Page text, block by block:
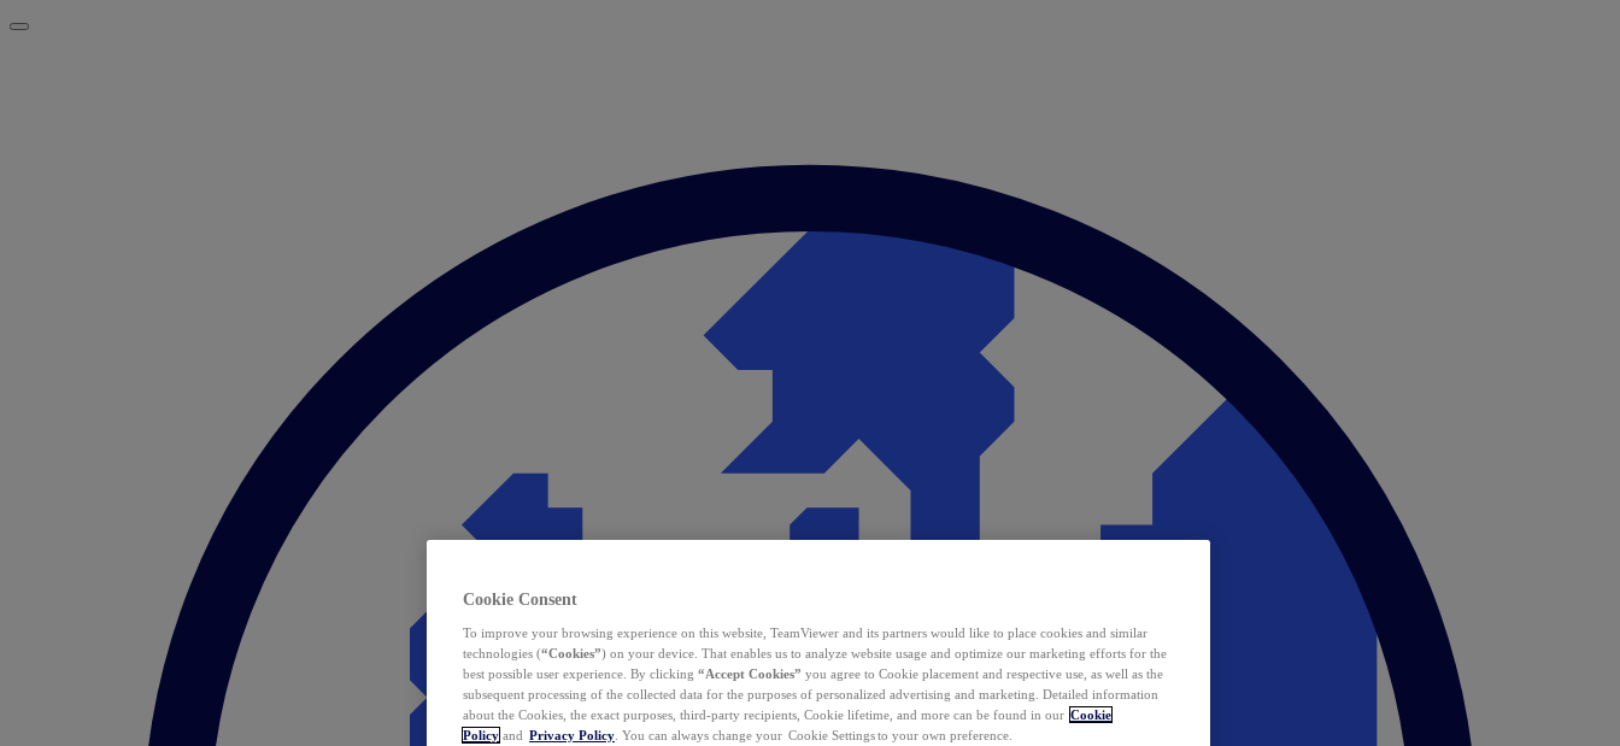
Cookie Consent
To improve your browsing experience on this website, TeamViewer and its partners would like to place cookies and similar
technologies (“Cookies”) on your device. That enables us to analyze website usage and optimize our marketing efforts for the
best possible user experience. By clicking “Accept Cookies” you agree to Cookie placement and respective use, as well as the
subsequent processing of the collected data for the purposes of personalized advertising and marketing. Detailed information
about the Cookies, the exact purposes, third-party recipients, Cookie lifetime, and more can be found in our Cookie
Policy and Privacy Policy . You can always change your Cookie Settings to your own preference.